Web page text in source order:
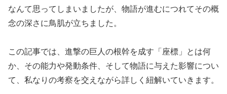
なんて思ってしまいましたが、物語が進むにつれてその概
念の深さに鳥肌が立ちました。
この記事では、進撃の巨人の根幹を成す「座標」とは何
か、その能力や発動条件、そして物語に与えた影響につい
て、私なりの考察を交えながら詳しく紐解いていきます。